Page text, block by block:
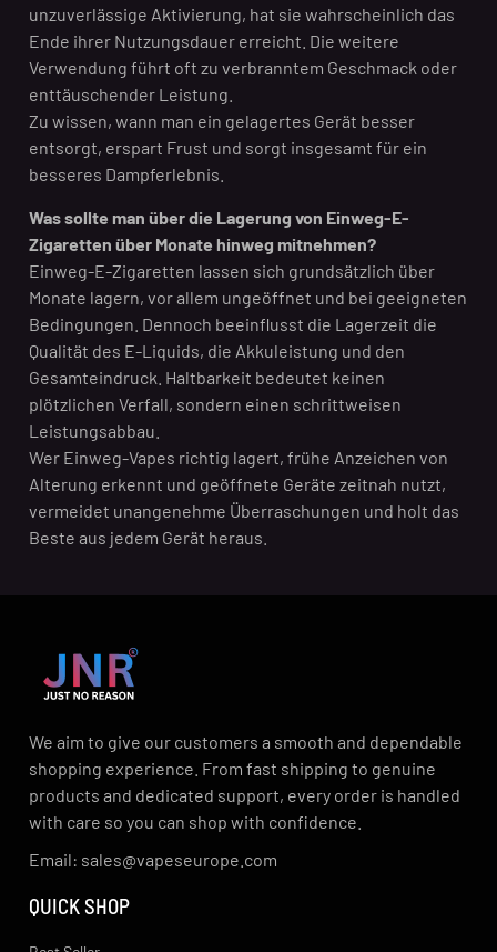
unzuverlässige Aktivierung, hat sie wahrscheinlich das
Ende ihrer Nutzungsdauer erreicht. Die weitere
Verwendung führt oft zu verbranntem Geschmack oder
enttäuschender Leistung.
Zu wissen, wann man ein gelagertes Gerät besser
entsorgt, erspart Frust und sorgt insgesamt für ein
besseres Dampferlebnis.
Was sollte man über die Lagerung von Einweg-E-
Zigaretten über Monate hinweg mitnehmen?
Einweg-E-Zigaretten lassen sich grundsätzlich über
Monate lagern, vor allem ungeöffnet und bei geeigneten
Bedingungen. Dennoch beeinflusst die Lagerzeit die
Qualität des E-Liquids, die Akkuleistung und den
Gesamteindruck. Haltbarkeit bedeutet keinen
plötzlichen Verfall, sondern einen schrittweisen
Leistungsabbau.
Wer Einweg-Vapes richtig lagert, frühe Anzeichen von
Alterung erkennt und geöffnete Geräte zeitnah nutzt,
vermeidet unangenehme Überraschungen und holt das
Beste aus jedem Gerät heraus.
We aim to give our customers a smooth and dependable
shopping experience. From fast shipping to genuine
products and dedicated support, every order is handled
with care so you can shop with confidence.
Email: sales@vapeseurope.com
QUICK SHOP